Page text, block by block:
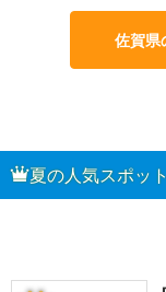
佐賀県
夏の人気スポッ